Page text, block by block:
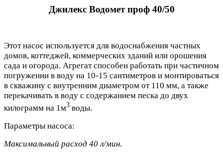
Джилекс Водомет проф 40/50
Этот насос используется для водоснабжения частных
домов, коттеджей, коммерческих зданий или орошения
сада и огорода. Агрегат способен работать при частичном
погружении в воду на 10-15 сантиметров и монтироваться
в скважину с внутренним диаметром от 110 мм, а также
перекачивать в воду с содержанием песка до двух
килограмм на 1м3 воды.
Параметры насоса:
Максимальный расход 40 л/мин.